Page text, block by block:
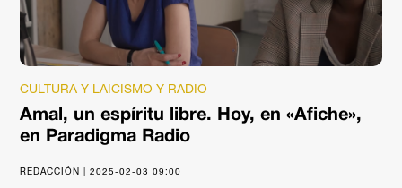
CULTURA Y LAICISMO Y RADIO
Amal, un espíritu libre. Hoy, en «Afiche»,
en Paradigma Radio
REDACCIÓN | 2025-02-03 09:00